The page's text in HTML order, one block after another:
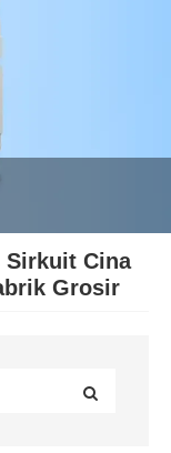
Sirkuit Cina
Grosir